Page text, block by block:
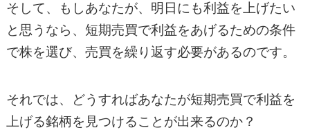
そして、もしあなたが、明日にも利益を上げたい
と思うなら、短期売買で利益をあげるための条件
で株を選び、売買を繰り返す必要があるのです。
それでは、どうすればあなたが短期売買で利益を
上げる銘柄を見つけることが出来るのか？